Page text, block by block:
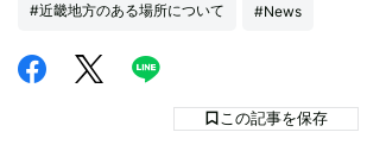
#近畿地方のある場所について #News
この記事を保存